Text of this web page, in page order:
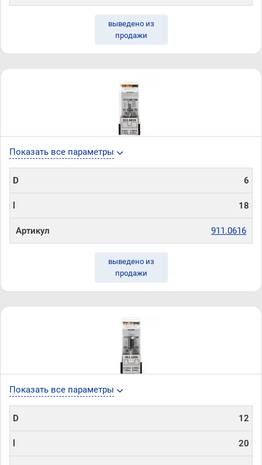
выведено из
продажи
Показать все параметры
D 6
18
Артикул 911.0616
выведено из
продажи
Показать все параметры
D 12
20